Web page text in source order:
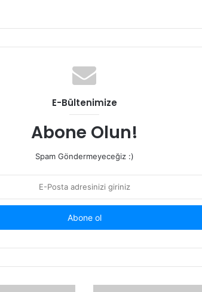
E-Bültenimize
Abone Olun!
Spam Göndermeyeceğiz :)